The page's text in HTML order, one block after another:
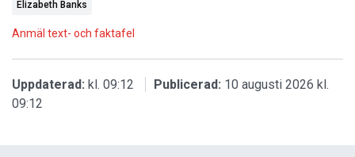
Elizabeth Banks
Anmäl text- och faktafel
Uppdaterad: kl. 09:12 Publicerad: 10 augusti 2026 kl.
09:12